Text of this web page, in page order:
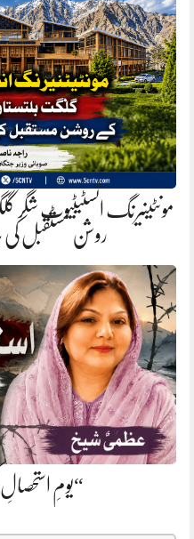
مونٹینیرنگ انسٹیٹیوٹ
روشن مستقبل
“یومِ استحصالِ